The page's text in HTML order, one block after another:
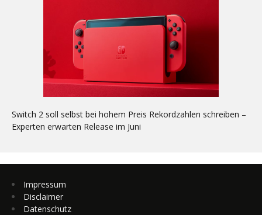
Switch 2 soll selbst bei hohem Preis Rekordzahlen schreiben –
Experten erwarten Release im Juni
Impressum
Disclaimer
Datenschutz